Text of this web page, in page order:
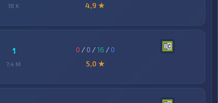
18 K
4,9 ★
1
7,4 M
0 / 0 /16 /0
5,0 ★